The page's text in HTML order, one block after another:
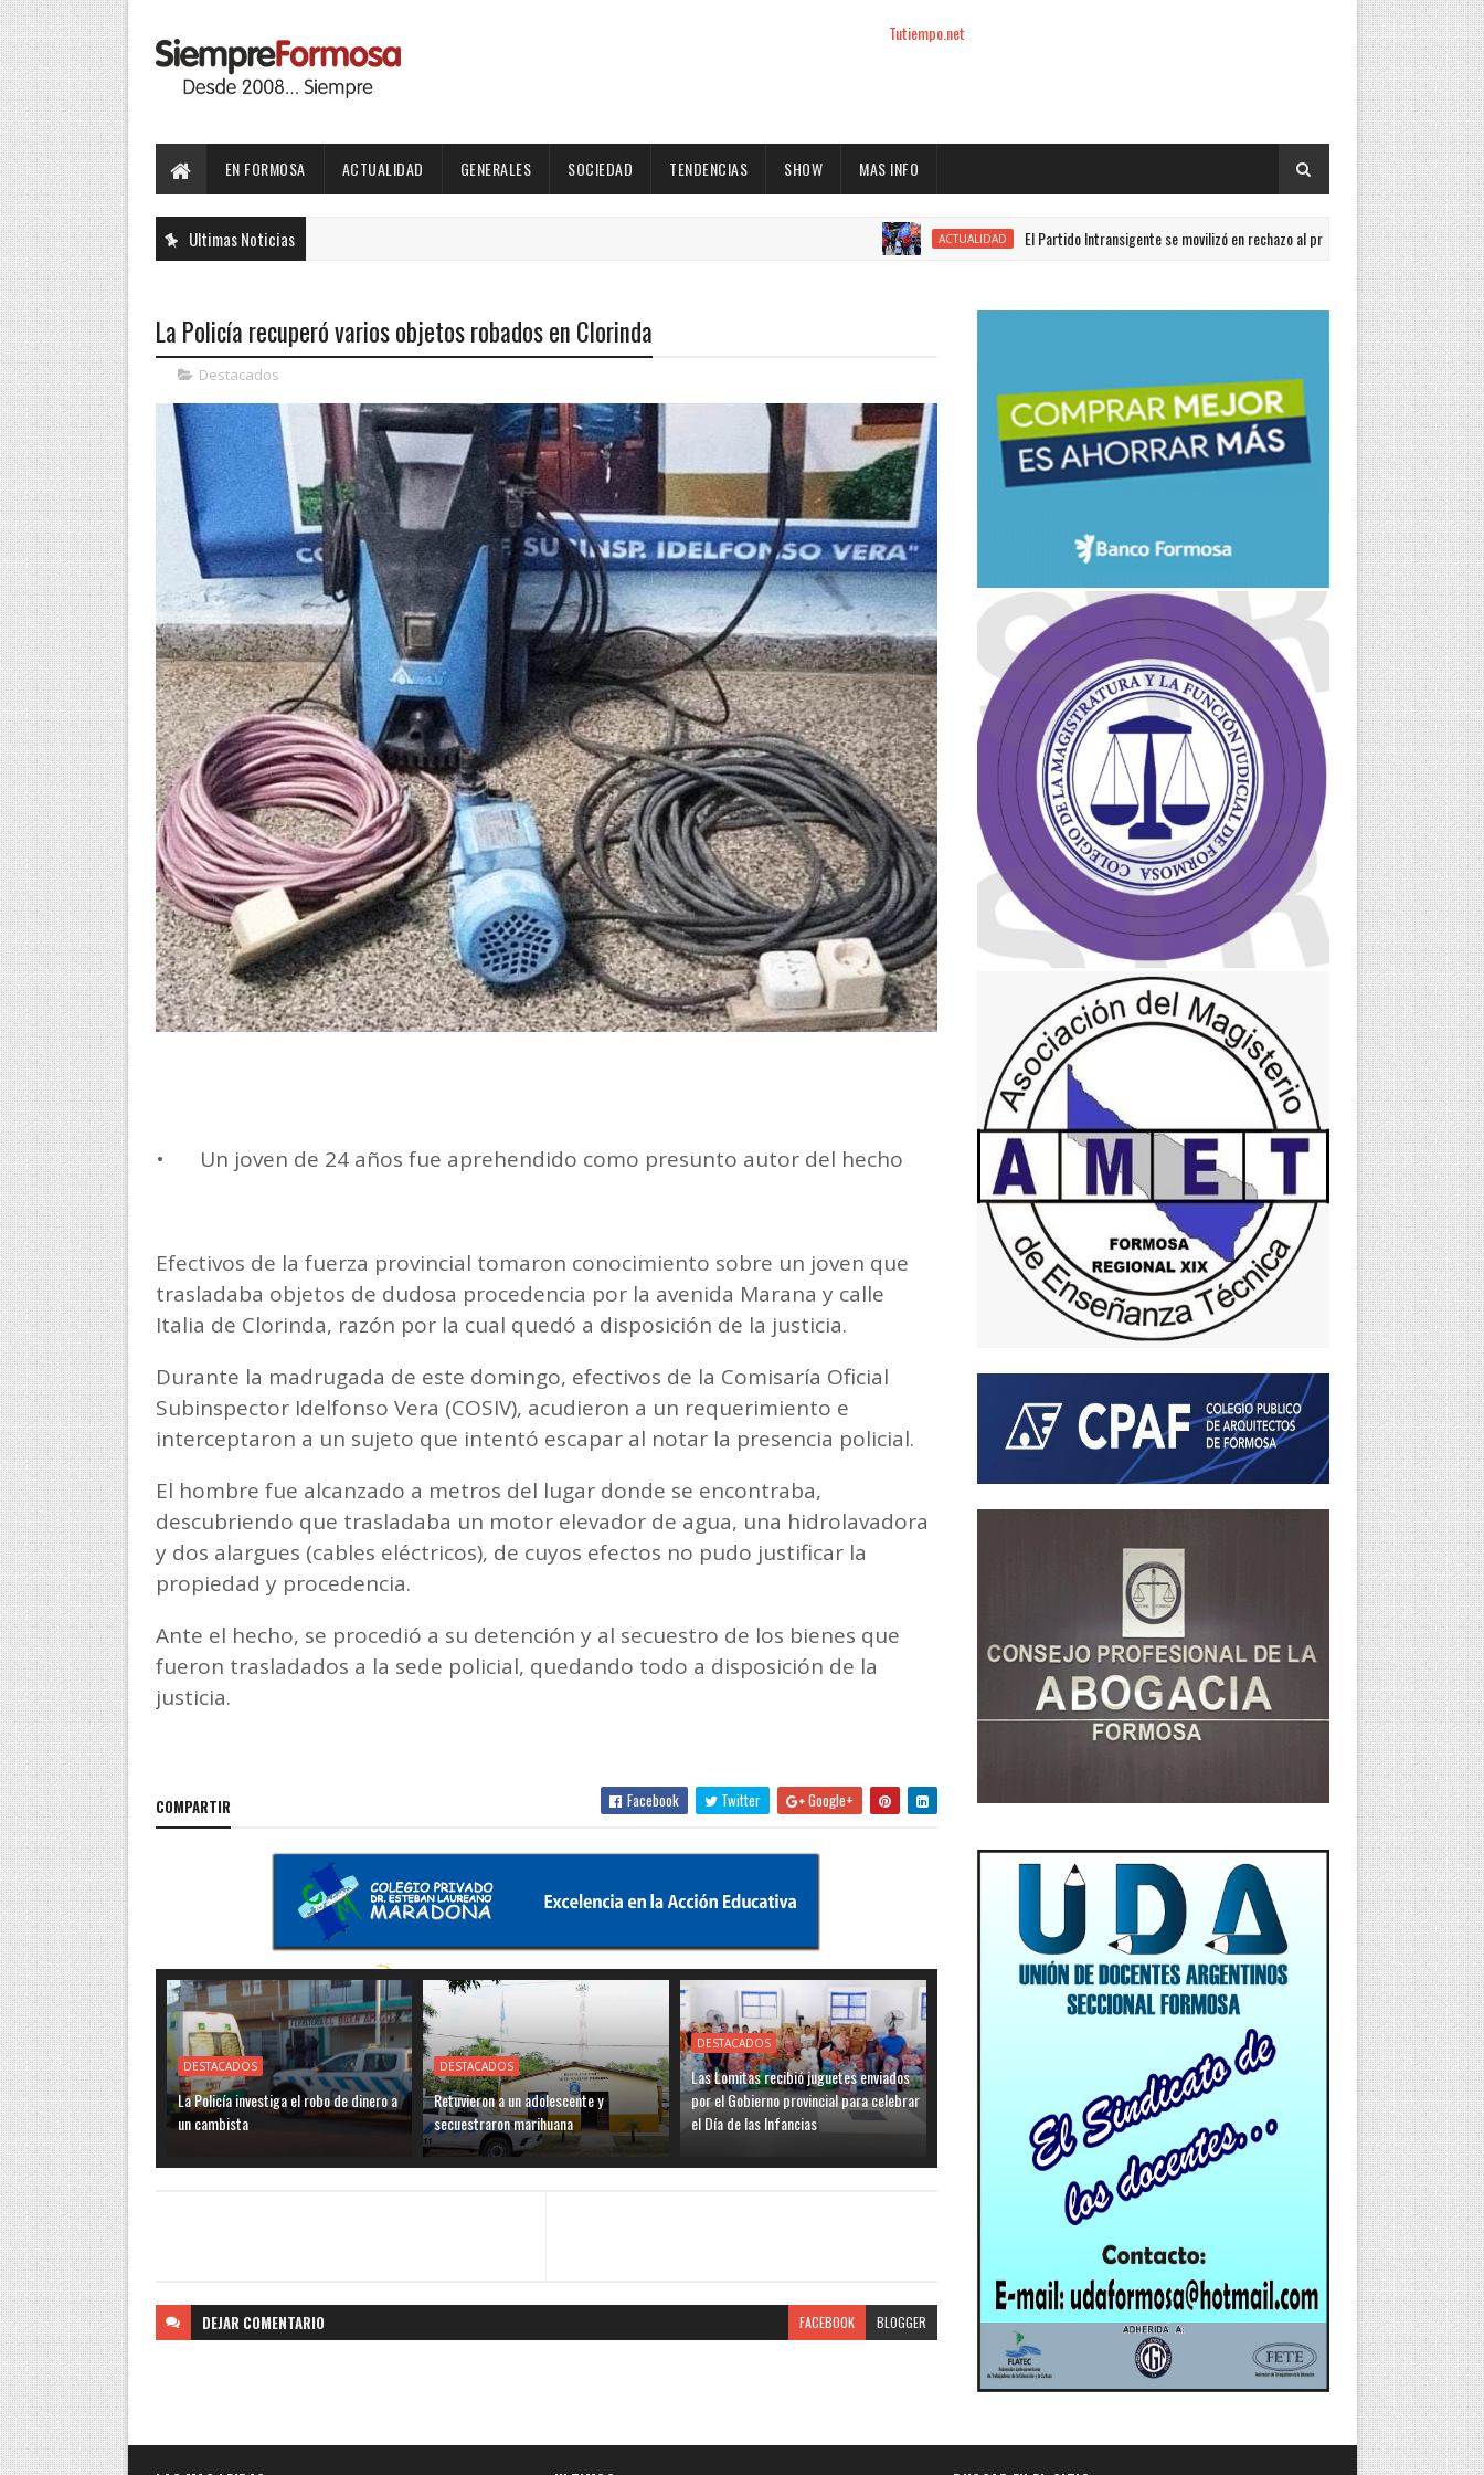
Tutiempo.net
EN FORMOSA ACTUALIDAD GENERALES SOCIEDAD TENDENCIAS SHOW MAS INFO
Ultimas Noticias ACTUALIDAD El Partido Intransigente se movilizó en rechazo al proyecto de Ley de Propiedad Privada
La Policía recuperó varios objetos robados en Clorinda
Destacados
• Un joven de 24 años fue aprehendido como presunto autor del hecho
Efectivos de la fuerza provincial tomaron conocimiento sobre un joven que
trasladaba objetos de dudosa procedencia por la avenida Marana y calle
Italia de Clorinda, razón por la cual quedó a disposición de la justicia.
Durante la madrugada de este domingo, efectivos de la Comisaría Oficial
Subinspector Idelfonso Vera (COSIV), acudieron a un requerimiento e
interceptaron a un sujeto que intentó escapar al notar la presencia policial.
El hombre fue alcanzado a metros del lugar donde se encontraba,
descubriendo que trasladaba un motor elevador de agua, una hidrolavadora
y dos alargues (cables eléctricos), de cuyos efectos no pudo justificar la
propiedad y procedencia.
Ante el hecho, se procedió a su detención y al secuestro de los bienes que
fueron trasladados a la sede policial, quedando todo a disposición de la
justicia.
COMPARTIR Facebook Twitter Google+
DESTACADOS
La Policía investiga el robo de dinero a
un cambista
DESTACADOS
Retuvieron a un adolescente y
secuestraron marihuana
DESTACADOS
Las Lomitas recibió juguetes enviados
por el Gobierno provincial para celebrar
el Día de las Infancias
DEJAR COMENTARIO FACEBOOK BLOGGER